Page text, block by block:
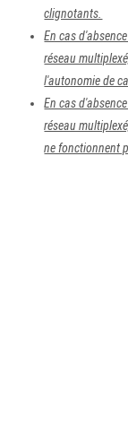
clignotants.
En cas
réseau
l'autonomie de
En cas
réseau
ne fonctionnent